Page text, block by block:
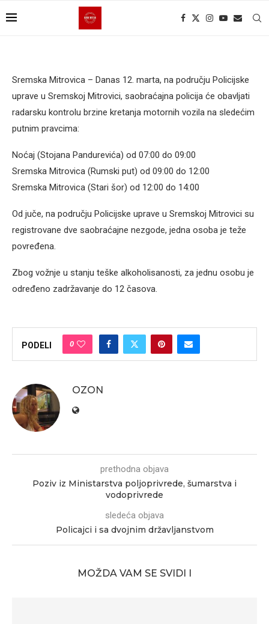
Sremska Mitrovica – Danas 12. marta, na području Policijske
uprave u Sremskoj Mitrovici, saobraćajna policija će obavljati
radarsku kontrolu brzine kretanja motornih vozila na sledećim
putnim pravcima:
Noćaj (Stojana Pandurevića) od 07:00 do 09:00
Sremska Mitrovica (Rumski put) od 09:00 do 12:00
Sremska Mitrovica (Stari šor) od 12:00 do 14:00
Od juče, na području Policijske uprave u Sremskoj Mitrovici su
registrovane dve saobraćajne nezgode, jedna osoba je teže
povređena.
Zbog vožnje u stanju teške alkoholisanosti, za jednu osobu je
određeno zadržavanje do 12 časova.
PODELI 0
OZON
prethodna objava
Poziv iz Ministarstva poljoprivrede, šumarstva i
vodoprivrede
sledeća objava
Policajci i sa dvojnim državljanstvom
MOŽDA VAM SE SVIDI I